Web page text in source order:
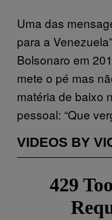
Uma das
para a
Bolsonaro em
mete o pé mas
matéria de baixo
pessoal: “Que
VIDEOS BY